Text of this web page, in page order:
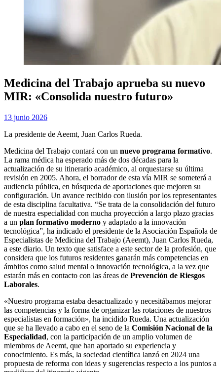
Medicina del Trabajo aprueba su nuevo
MIR: «Consolida nuestro futuro»
porExamen MIR
Publicada
13 junio 2026
La presidente de Aeemt, Juan Carlos Rueda.
Medicina del Trabajo contará con un nuevo programa formativo.
La rama médica ha esperado más de dos décadas para la
actualización de su itinerario académico, al orquestarse su última
revisión en 2005. Ahora, el borrador de esta vía MIR se someterá a
audiencia pública, en búsqueda de aportaciones que mejoren su
configuración. Un avance recibido con ilusión por los representantes
de esta disciplina facultativa. “Se trata de la consolidación del futuro
de nuestra especialidad con mucha proyección a largo plazo gracias
a un plan formativo moderno y adaptado a la innovación
tecnológica”, ha indicado el presidente de la Asociación Española de
Especialistas de Medicina del Trabajo (Aeemt), Juan Carlos Rueda,
a este diario. Un texto que satisface a este sector de la profesión, que
considera que los futuros residentes ganarán más competencias en
ámbitos como salud mental o innovación tecnológica, a la vez que
estarán más en contacto con las áreas de Prevención de Riesgos
Laborales.
«Nuestro programa estaba desactualizado y necesitábamos mejorar
las competencias y la forma de organizar las rotaciones de nuestros
especialistas en formación», ha incidido Rueda. Una actualización
que se ha llevado a cabo en el seno de la Comisión Nacional de la
Especialidad, con la participación de un amplio volumen de
miembros de Aeemt, que han aportado su experiencia y
conocimiento. Es más, la sociedad científica lanzó en 2024 una
propuesta de reforma con ideas y sugerencias respecto a los puntos a